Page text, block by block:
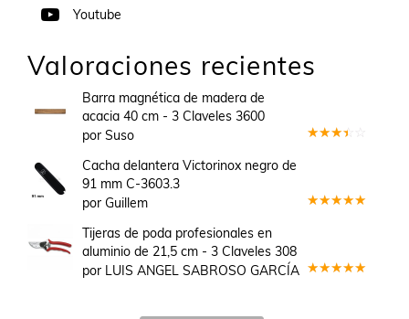
Youtube
Valoraciones recientes
Barra magnética de madera de
acacia 40 cm - 3 Claveles 3600
por Suso
Cacha delantera Victorinox negro de
91 mm C-3603.3
por Guillem
Tijeras de poda profesionales en
aluminio de 21,5 cm - 3 Claveles 308
por LUIS ANGEL SABROSO GARCÍA